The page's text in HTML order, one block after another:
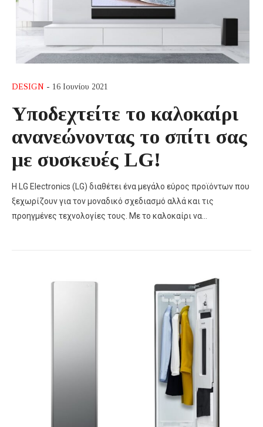
DESIGN - 16 Ιουνίου 2021
Υποδεχτείτε το καλοκαίρι
ανανεώνοντας το σπίτι σας
με συσκευές LG!
Η LG Electronics (LG) διαθέτει ένα μεγάλο εύρος προϊόντων που
ξεχωρίζουν για τον μοναδικό σχεδιασμό αλλά και τις
προηγμένες τεχνολογίες τους. Με το καλοκαίρι να…